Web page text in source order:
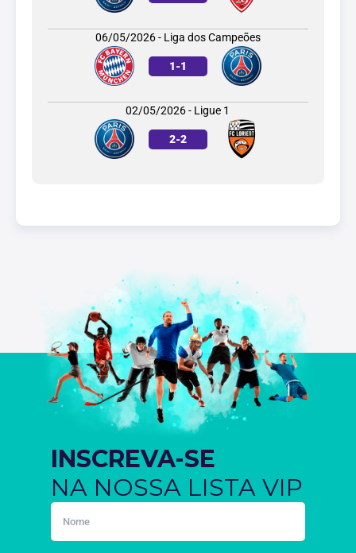
06/05/2026 - Liga dos Campeões
1-1
02/05/2026 - Ligue 1
2-2
INSCREVA-SE
NA NOSSA LISTA VIP